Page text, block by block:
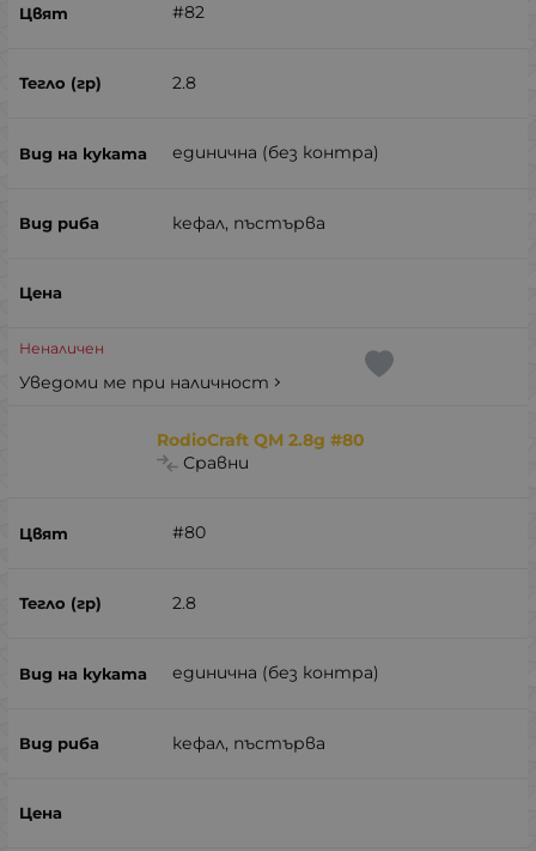
#82
2.8
единична (без контра)
кефал, пъстърва
Неналичен
Уведоми ме при наличност
RodioCraft QM 2.8g #80
Сравни
#80
2.8
единична (без контра)
кефал, пъстърва